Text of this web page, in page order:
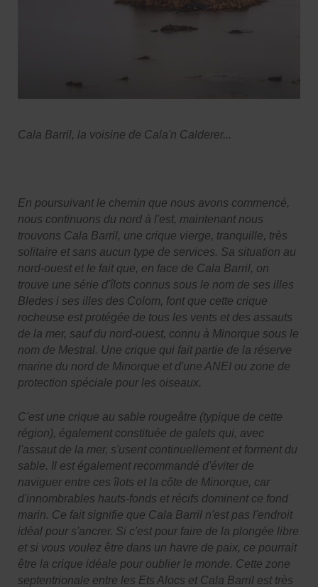
Cala Barril, la voisine de Cala'n Calderer...
En poursuivant le chemin que nous avons commencé,
nous continuons du nord à l'est, maintenant nous
trouvons Cala Barril, une crique vierge, tranquille, très
solitaire et sans aucun type de services. Sa situation au
nord-ouest et le fait que, en face de Cala Barril, on
trouve une série d'îlots connus sous le nom de ses illes
Bledes i ses illes des Colom, font que cette crique
rocheuse est protégée de tous les vents et des assauts
de la mer, sauf du nord-ouest, connu à Minorque sous le
nom de Mestral. Une crique qui fait partie de la réserve
marine du nord de Minorque et d'une ANEI ou zone de
protection spéciale pour les oiseaux.
C'est une crique au sable rougeâtre (typique de cette
région), également constituée de galets qui, avec
l'assaut de la mer, s'usent continuellement et forment du
sable. Il est également recommandé d'éviter de
naviguer entre ces îlots et la côte de Minorque, car
d'innombrables hauts-fonds et récifs dominent ce fond
marin. Ce fait signifie que Cala Barril n'est pas l'endroit
idéal pour s'ancrer. Si c'est pour faire de la plongée libre
et si vous voulez être dans un havre de paix, ce pourrait
être la crique idéale pour oublier le monde. Cette zone
septentrionale entre les Ets Alocs et Cala Barril est très